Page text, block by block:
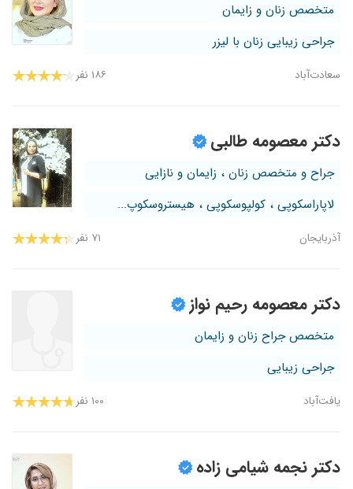
متخصص زنان و زایمان
جراحی زیبایی زنان با لیزر
سعادت‌آباد ۱۸۶ نفر
دکتر معصومه طالبی
جراح و متخصص زنان ، زایمان و نازایی
لاپاراسکوپی ، کولپوسکوپی ، هیستروسکوپ...
آذربایجان ۷۱ نفر
دکتر معصومه رحیم نواز
متخصص جراح زنان و زایمان
جراحی زیبایی
یافت‌آباد ۱۰۰ نفر
دکتر نجمه شیامی زاده